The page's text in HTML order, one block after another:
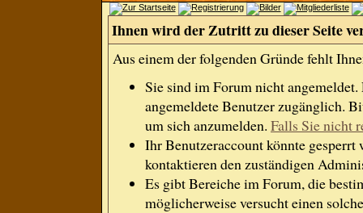
Ihnen wird der Zutritt zu dieser Seite
Aus einem der folgenden Gründe fehlt
Sie sind im Forum nicht
angemeldete Benutzer zugänglich.
um sich anzumelden. Falls Sie nicht
Ihr Benutzeraccount könnte gesperrt
kontaktieren den zuständigen
Es gibt Bereiche im Forum, die
möglicherweise versucht einen